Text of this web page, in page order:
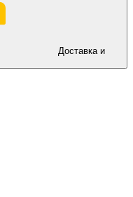
Доставка и